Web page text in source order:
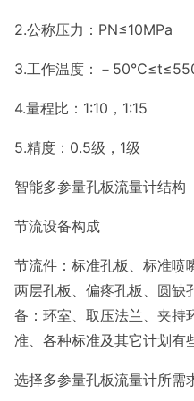
2.公称压力：PN≤10MPa
3.工作温度：－
4.量程比：1:10，1:15
5.精度：0.5级，1级
智能多参量孔板流量计结构
节流设备构成
节流件：标准孔板、标准喷
两层孔板、偏疼孔板、圆缺
备：环室、取压法兰、夹持
准、各种标准及其它计划有
选择多参量孔板流量计所需